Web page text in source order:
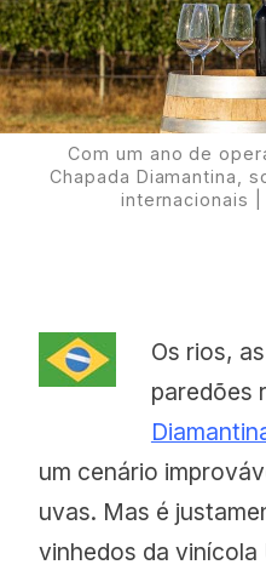
Com um ano de
Chapada Diamantina,
internacionais
Os rios,
paredões
um cenário
uvas. Mas é
vinhedos da